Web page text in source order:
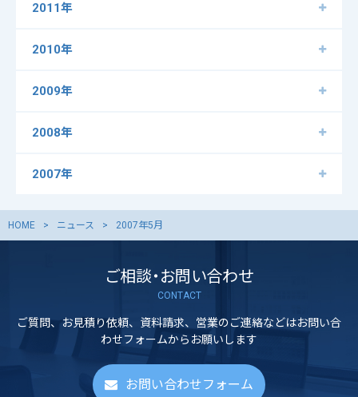
2011年
2010年
2009年
2008年
2007年
HOME ニュース 2007年5月
ご相談・お問い合わせ
CONTACT
ご質問、お見積り依頼、資料請求、営業のご連絡などはお問い合
わせフォームからお願いします
お問い合わせフォーム